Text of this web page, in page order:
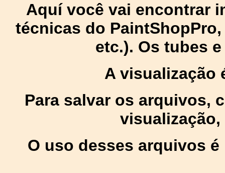
Aquí você vai encontrar
técnicas do
etc.). Os tubes
A visualização
Para salvar os arquivos,
O uso desses arquivos